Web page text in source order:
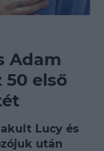
Adam
első
Lucy és
után